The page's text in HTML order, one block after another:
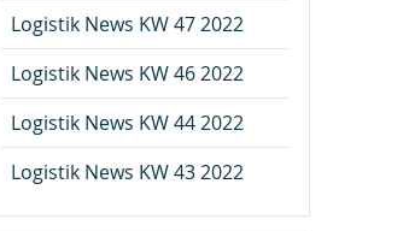
Logistik News KW 47 2022
Logistik News KW 46 2022
Logistik News KW 44 2022
Logistik News KW 43 2022